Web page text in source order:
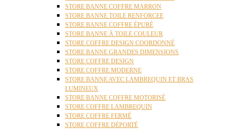
STORE BANNE COFFRE MARRON
STORE BANNE TOILE RENFORCEE
STORE BANNE COFFRE ÉPURÉ
STORE BANNE À TOILE COULEUR
STORE COFFRE DESIGN COORDONNÉ
STORE BANNE GRANDES DIMENSIONS
STORE COFFRE DESIGN
STORE COFFRE MODERNE
STORE BANNE AVEC LAMBREQUIN ET BRAS
LUMINEUX
STORE BANNE COFFRE MOTORISÉ
STORE COFFRE LAMBREQUIN
STORE COFFRE FERMÉ
STORE COFFRE DÉPORTÉ